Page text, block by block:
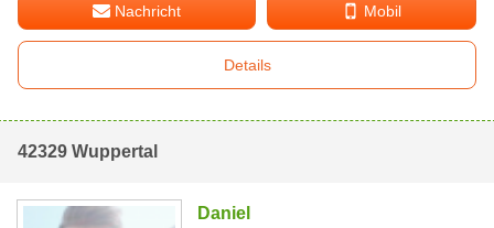
Nachricht Mobil
Details
42329 Wuppertal
Daniel